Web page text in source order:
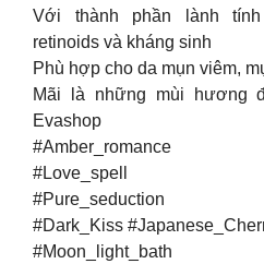
Với thành phần lành
retinoids và kháng sinh
Phù hợp cho da mụn viêm,
Mãi là những mùi hương
Evashop
#Amber_romance
#Love_spell
#Pure_seduction
#Dark_Kiss
#Moon_light_bath